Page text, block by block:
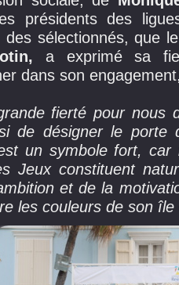
présidents des
des sélectionnés, que
a exprimé sa
dans son
fierté pour nous
de désigner le porte
un symbole fort,
Jeux constituent
et de la
les couleurs de son